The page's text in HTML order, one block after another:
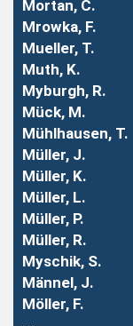
Mortan, C.
Mrowka, F.
Mueller, T.
Muth, K.
Myburgh, R.
Mück, M.
Mühlhausen, T.
Müller, J.
Müller, K.
Müller, L.
Müller, P.
Müller, R.
Myschik, S.
Männel, J.
Möller, F.